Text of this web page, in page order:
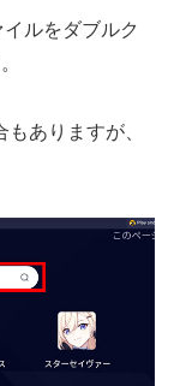
ルをダブルク
ありますが、